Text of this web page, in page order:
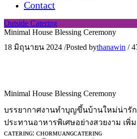
Contact
Outside Catering
Minimal House Blessing Ceremony
18 มิถุนายน 2024 /Posted bythanawin /
Minimal House Blessing Ceremony
บรรยากาศงานทำบุญขึ้นบ้านใหม่น่ารัก
ประทานอาหารพิเศษอย่างสวยงาม เพิ่
ᴄᴀᴛᴇʀɪɴɢ: ᴄʜᴏʀᴍᴜᴀɴɢᴄᴀᴛᴇʀɪɴɢ